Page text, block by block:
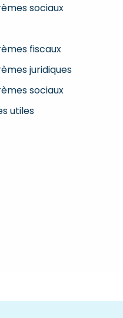
sociaux
fiscaux
juridiques
sociaux
utiles